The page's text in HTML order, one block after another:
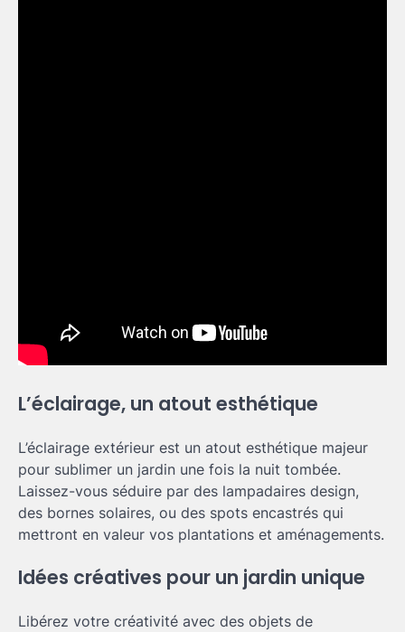
L’éclairage, un atout esthétique
L’éclairage extérieur est un atout esthétique majeur
pour sublimer un jardin une fois la nuit tombée.
Laissez-vous séduire par des lampadaires design,
des bornes solaires, ou des spots encastrés qui
mettront en valeur vos plantations et aménagements.
Idées créatives pour un jardin unique
Libérez votre créativité avec des objets de